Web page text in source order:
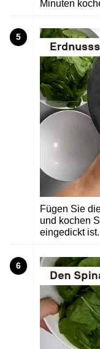
Minuten
5
Fügen Sie
und kochen
eingedickt ist.
6